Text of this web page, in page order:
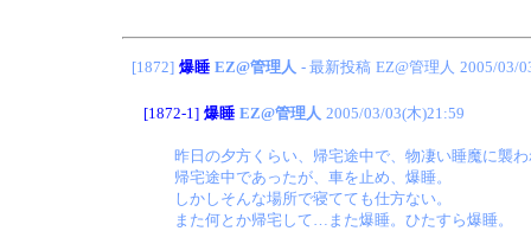
[1872] 爆睡 EZ@管理人 - 最新投稿 EZ@管理人 2005/03/
[1872-1] 爆睡 EZ@管理人 2005/03/03(木)21:59
昨日の夕方くらい、帰宅途中で、物凄い睡魔に襲
帰宅途中であったが、車を止め、爆睡。
しかしそんな場所で寝てても仕方ない。
また何とか帰宅して…また爆睡。ひたすら爆睡。